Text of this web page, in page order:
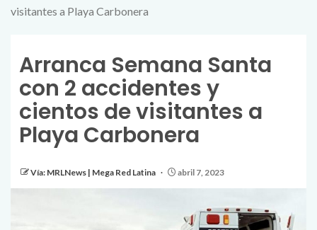
visitantes a Playa Carbonera
Arranca Semana Santa
con 2 accidentes y
cientos de visitantes a
Playa Carbonera
Vía: MRLNews | Mega Red Latina abril 7, 2023